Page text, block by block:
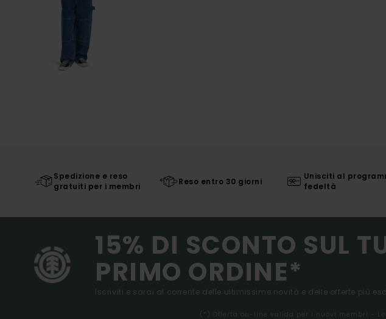
Spedizione e reso
gratuiti per i membri
Reso entro 30 giorni
Unisciti al
fedeltà
15% DI SCONTO SUL
PRIMO ORDINE*
Iscriviti e sarai al corrente delle ultimissime novità e delle offerte più
(*) Offerta on-line valida per i nuovi membri -